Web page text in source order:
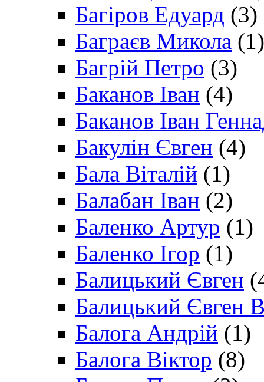
Багіров Едуард (3)
Баграєв Микола (1)
Багрій Петро (3)
Баканов Іван (4)
Баканов Іван
Бакулін Євген (4)
Бала Віталій (1)
Балабан Іван (2)
Баленко Артур (1)
Баленко Ігор (1)
Балицький Євген
Балицький Євген
Балога Андрій (1)
Балога Віктор (8)